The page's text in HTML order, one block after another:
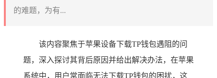
的难题，为有...
该内容聚焦于苹果设备下载TP钱包遇阻的问
题，深入探讨其背后原因并给出解决办法，在苹果
系统中，用户常面临无法下载TP钱包的困扰，这